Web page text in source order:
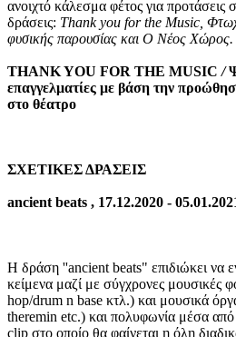
ανοιχτό κάλεσμα φέτος για προτάσεις
δράσεις: Thank you for the Music,
φυσικής παρουσίας και Ο Νέος Χώρος.
THANK YOU FOR THE MUSIC/
επαγγελματίες με βάση την
στο θέατρο
ΣΧΕΤΙΚΕΣ ΔΡΑΣΕΙΣ
ancient beats , 17.12.2020 -
Η δράση ''ancient beats" επιδιώκει να
κείμενα μαζί με σύγχρονες μουσικές
hop/drum n base κτλ.) και μουσικά
theremin etc.) και πολυφωνία μέσα
clip στο οποίο θα φαίνεται η όλη